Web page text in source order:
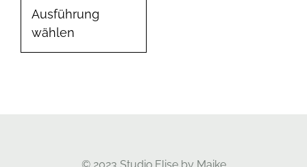
Ausführung
wählen
© 2023 Studio.Elise by Maike